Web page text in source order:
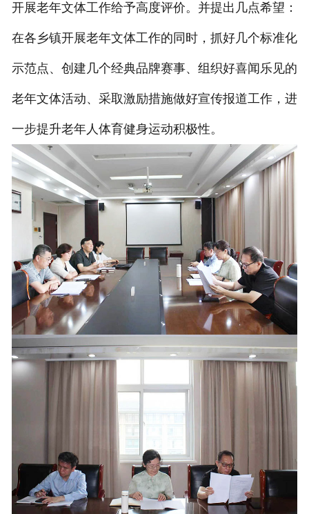
开展老年文体工作给予高度评价。并提出几点希望：
在各乡镇开展老年文体工作的同时，抓好几个标准化
示范点、创建几个经典品牌赛事、组织好喜闻乐见的
老年文体活动、采取激励措施做好宣传报道工作，进
一步提升老年人体育健身运动积极性。